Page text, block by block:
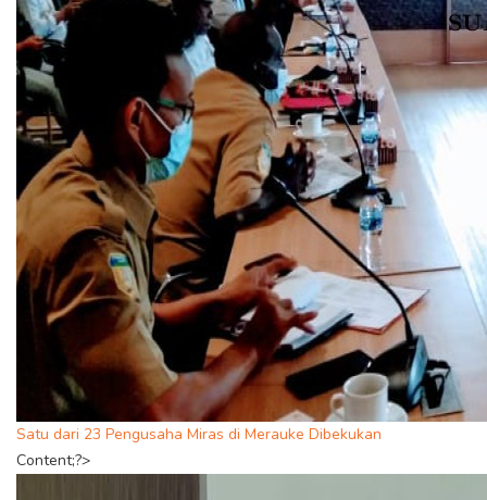
Satu dari 23 Pengusaha Miras di Merauke Dibekukan
Content;?>